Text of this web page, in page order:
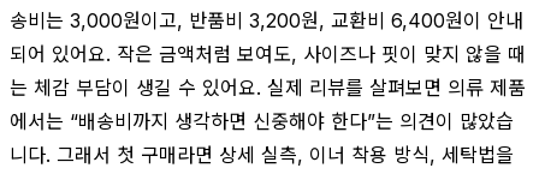
송비는 3,000원이고, 반품비 3,200원, 교환비 6,400원이 안내
되어 있어요. 작은 금액처럼 보여도, 사이즈나 핏이 맞지 않을 때
는 체감 부담이 생길 수 있어요. 실제 리뷰를 살펴보면 의류 제품
에서는 “배송비까지 생각하면 신중해야 한다”는 의견이 많았습
니다. 그래서 첫 구매라면 상세 실측, 이너 착용 방식, 세탁법을